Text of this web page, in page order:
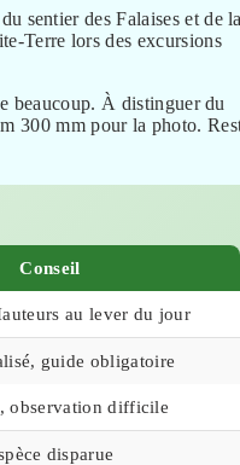
sentier des Falaises et de
Terre lors des excursions
beaucoup. À distinguer du
300 mm pour la photo.
Conseil
au lever du jour
guide obligatoire
observation difficile
disparue